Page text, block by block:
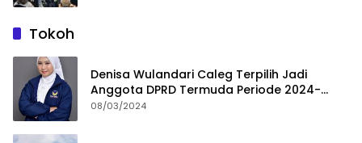
Tokoh
Denisa Wulandari Caleg Terpilih Jadi
Anggota DPRD Termuda Periode 2024-
2029
08/03/2024